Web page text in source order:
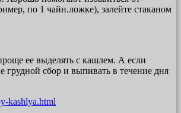
по 1 чайн.ложке), залейте стаканом
ее выделять с кашлем. А если
грудной сбор и выпивать в течение дня
kashlya.html